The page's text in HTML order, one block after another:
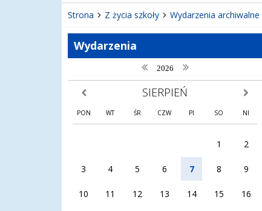
Strona Z życia szkoły Wydarzenia archiwalne
Wydarzenia
poprzedni rok
2026 następny rok
poprzedni miesiąc SIERPIEŃ
PON WT ŚR CZW PI SO NI
1 2
3 4 5 6 7 8 9
10 11 12 13 14 15 16